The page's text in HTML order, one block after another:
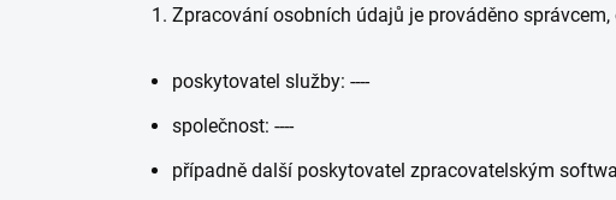
Zpracování osobních údajů je prováděno
poskytovatel služby: ----
společnost: ----
případně další poskytovatel zpracovatelským